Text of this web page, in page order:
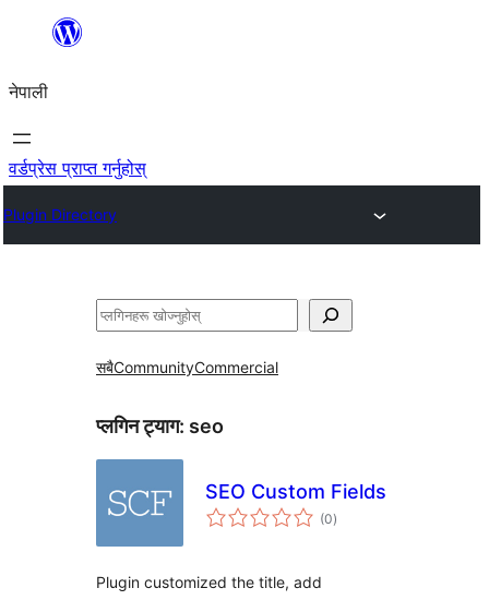
सामग्रीमा
नेपाली
वर्डप्रेस प्राप्त गर्नुहोस्
Plugin Directory
खोज्नुहोस्
सबैCommunityCommercial
प्लगिन ट्याग: seo
SEO Custom Fields
(0कुल
रेटिङ्गहरू
)
Plugin customized the title, add